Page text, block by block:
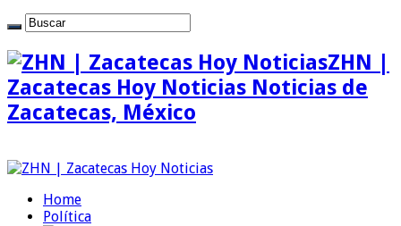
ZHN |
Zacatecas Hoy Noticias Noticias de
Zacatecas, México
Home
Política